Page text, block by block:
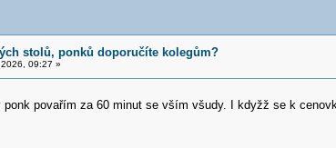
stolů, ponků doporučíte kolegům?
09:27 »
ponk povařím za 60 minut se vším všudy. I kdyžž se k